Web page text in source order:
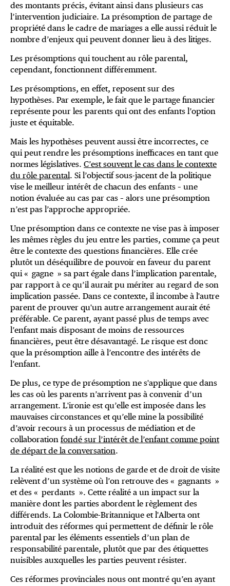
des montants précis, évitant ainsi dans plusieurs cas
l’intervention judiciaire. La présomption de partage de
propriété dans le cadre de mariages a elle aussi réduit le
nombre d’enjeux qui peuvent donner lieu à des litiges.
Les présomptions qui touchent au rôle parental,
cependant, fonctionnent différemment.
Les présomptions, en effet, reposent sur des
hypothèses. Par exemple, le fait que le partage financier
représente pour les parents qui ont des enfants l’option
juste et équitable.
Mais les hypothèses peuvent aussi être incorrectes, ce
qui peut rendre les présomptions inefficaces en tant que
normes législatives. C’est souvent le cas dans le contexte
du rôle parental. Si l’objectif sous-jacent de la politique
vise le meilleur intérêt de chacun des enfants – une
notion évaluée au cas par cas – alors une présomption
n’est pas l’approche appropriée.
Une présomption dans ce contexte ne vise pas à imposer
les mêmes règles du jeu entre les parties, comme ça peut
être le contexte des questions financières. Elle crée
plutôt un déséquilibre de pouvoir en faveur du parent
qui « gagne » sa part égale dans l’implication parentale,
par rapport à ce qu’il aurait pu mériter au regard de son
implication passée. Dans ce contexte, il incombe à l'autre
parent de prouver qu'un autre arrangement aurait été
préférable. Ce parent, ayant passé plus de temps avec
l’enfant mais disposant de moins de ressources
financières, peut être désavantagé. Le risque est donc
que la présomption aille à l’encontre des intérêts de
l’enfant.
De plus, ce type de présomption ne s'applique que dans
les cas où les parents n’arrivent pas à convenir d’un
arrangement. L'ironie est qu’elle est imposée dans les
mauvaises circonstances et qu’elle mine la possibilité
d’avoir recours à un processus de médiation et de
collaboration fondé sur l’intérêt de l’enfant comme point
de départ de la conversation.
La réalité est que les notions de garde et de droit de visite
relèvent d’un système où l’on retrouve des « gagnants »
et des « perdants ». Cette réalité a un impact sur la
manière dont les parties abordent le règlement des
différends. La Colombie-Britannique et l'Alberta ont
introduit des réformes qui permettent de définir le rôle
parental par les éléments essentiels d’un plan de
responsabilité parentale, plutôt que par des étiquettes
nuisibles auxquelles les parties peuvent résister.
Ces réformes provinciales nous ont montré qu’en ayant